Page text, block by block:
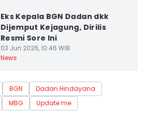
Eks Kepala BGN Dadan dkk
Dijemput Kejagung, Dirilis
Resmi Sore Ini
03 Jun 2026, 10:46 WIB
News
BGN
Dadan Hindayana
MBG Update me